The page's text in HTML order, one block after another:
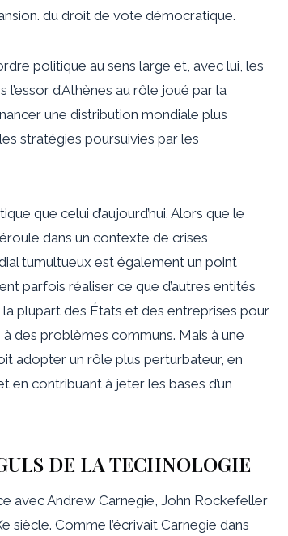
du droit de vote démocratique.
politique au sens large et, avec lui, les
d’Athènes au rôle joué par la
une distribution mondiale plus
stratégies poursuivies par les
que celui d’aujourd’hui. Alors que le
dans un contexte de crises
tumultueux est également un point
parfois réaliser ce que d’autres entités
plupart des États et des entreprises pour
des problèmes communs. Mais à une
adopter un rôle plus perturbateur, en
en contribuant à jeter les bases d’un
DE LA TECHNOLOGIE
avec Andrew Carnegie, John Rockefeller
siècle. Comme l’écrivait Carnegie dans